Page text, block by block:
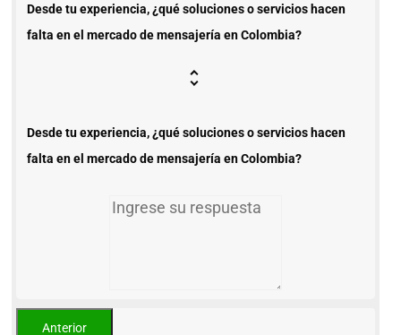
Desde tu experiencia, ¿qué soluciones o servicios hacen
falta en el mercado de mensajería en Colombia?
Desde tu experiencia, ¿qué soluciones o servicios hacen
falta en el mercado de mensajería en Colombia?